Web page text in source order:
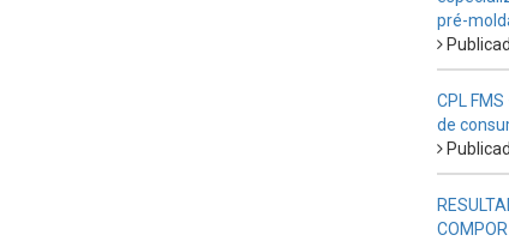
pré-
CPL
de